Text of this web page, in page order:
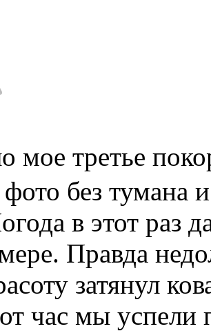
мое третье
фото без тумана
в этот раз
Правда
затянул
час мы успели